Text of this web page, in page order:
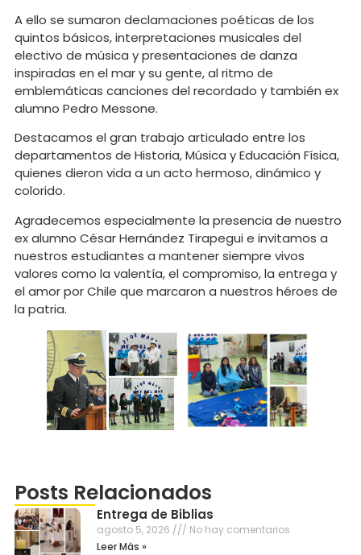
A ello se sumaron declamaciones poéticas de los
quintos básicos, interpretaciones musicales del
electivo de música y presentaciones de danza
inspiradas en el mar y su gente, al ritmo de
emblemáticas canciones del recordado y también ex
alumno Pedro Messone.
Destacamos el gran trabajo articulado entre los
departamentos de Historia, Música y Educación Física,
quienes dieron vida a un acto hermoso, dinámico y
colorido.
Agradecemos especialmente la presencia de nuestro
ex alumno César Hernández Tirapegui e invitamos a
nuestros estudiantes a mantener siempre vivos
valores como la valentía, el compromiso, la entrega y
el amor por Chile que marcaron a nuestros héroes de
la patria.
Posts Relacionados
Entrega de Biblias
agosto 5, 2026
No hay comentarios
Leer Más »